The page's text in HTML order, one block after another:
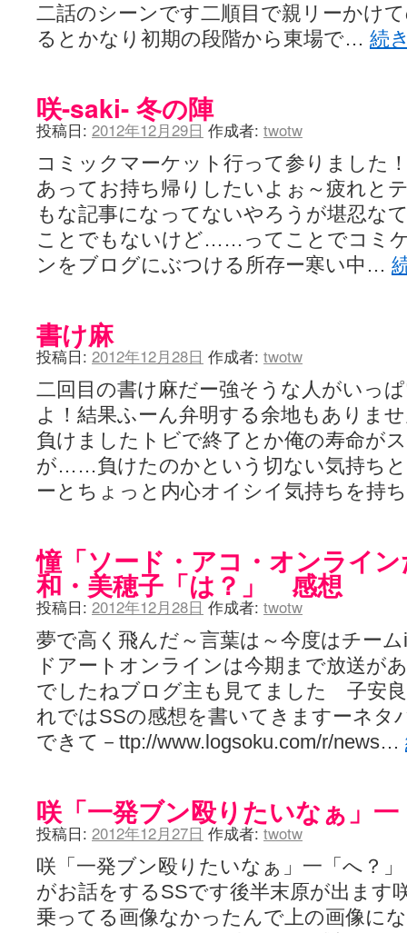
二話のシーンです二順目で親リーかけ
るとかなり初期の段階から東場で… 続
咲-saki- 冬の陣
投稿日: 2012年12月29日 作成者: twotw
コミックマーケット行って参りました
あってお持ち帰りしたいよぉ～疲れと
もな記事になってないやろうが堪忍な
ことでもないけど……ってことでコミ
ンをブログにぶつける所存ー寒い中…
書け麻
投稿日: 2012年12月28日 作成者: twotw
二回目の書け麻だー強そうな人がいっ
よ！結果ふーん弁明する余地もありま
負けましたトビで終了とか俺の寿命が
が……負けたのかという切ない気持ち
ーとちょっと内心オイシイ気持ちを持
憧「ソード・アコ・オンライ
和・美穂子「は？」 感想
投稿日: 2012年12月28日 作成者: twotw
夢で高く飛んだ～言葉は～今度はチー
ドアートオンラインは今期まで放送が
でしたねブログ主も見てました 子安
れではSSの感想を書いてきますーネタ
できて－ttp://www.logsoku.com/r/news…
咲「一発ブン殴りたいなぁ」
投稿日: 2012年12月27日 作成者: twotw
咲「一発ブン殴りたいなぁ」一「へ？
がお話をするSSです後半末原が出ます
乗ってる画像なかったんで上の画像に